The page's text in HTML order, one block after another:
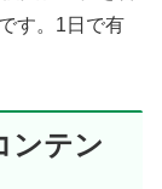
す。1日で有
ンテン